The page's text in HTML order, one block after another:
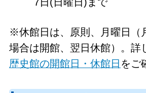
※休館日は、原則、月曜日（
場合は開館、翌日休館）。詳
歴史館の開館日・休館日 をご